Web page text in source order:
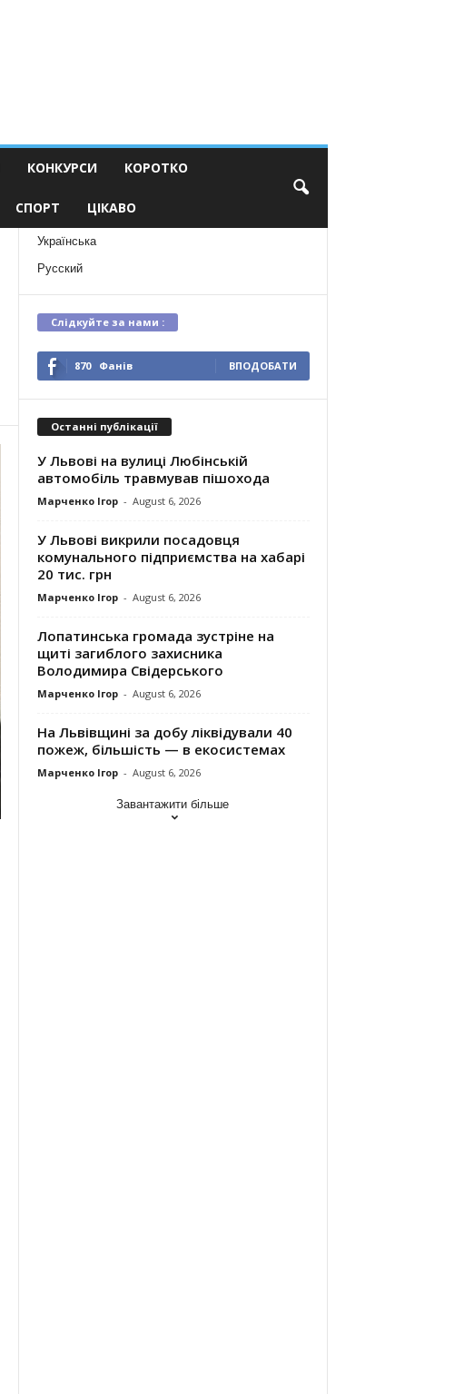
КОНКУРСИ КОРОТКО
СПОРТ ЦІКАВО
Українська
Русский
Слідкуйте за нами :
870 Фанів ВПОДОБАТИ
Останні публікації
У Львові на вулиці Любінській
автомобіль травмував пішохода
Марченко Ігор - August 6, 2026
У Львові викрили посадовця
комунального підприємства на хабарі
20 тис. грн
Марченко Ігор - August 6, 2026
Лопатинська громада зустріне на
щиті загиблого захисника
Володимира Свідерського
Марченко Ігор - August 6, 2026
На Львівщині за добу ліквідували 40
пожеж, більшість — в екосистемах
Марченко Ігор - August 6, 2026
Завантажити більше